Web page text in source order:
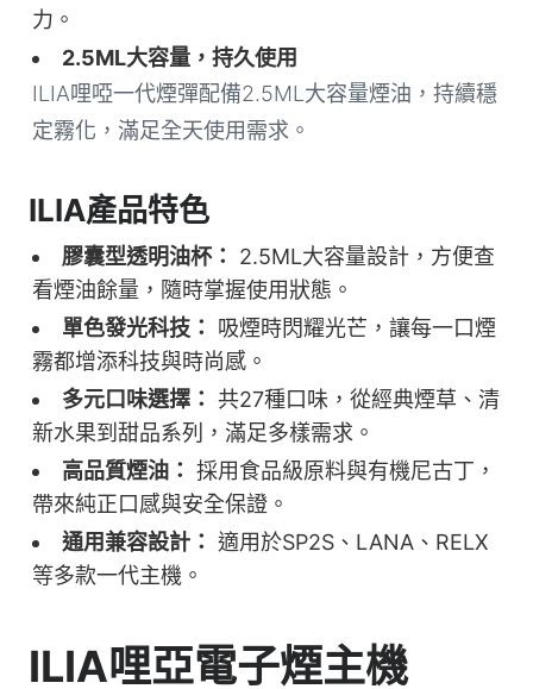
力。
2.5ML大容量，持久使用
ILIA哩啞一代煙彈配備2.5ML大容量煙油，持續穩
定霧化，滿足全天使用需求。
ILIA產品特色
膠囊型透明油杯：
2.5ML大容量設計，方便查
看煙油餘量，隨時掌握使用狀態。
單色發光科技：
吸煙時閃耀光芒，讓每一口煙
霧都增添科技與時尚感。
多元口味選擇： 共27種口味，從經典煙草、清
新水果到甜品系列，滿足多樣需求。
高品質煙油： 採用食品級原料與有機尼古丁，
帶來純正口感與安全保證。
通用兼容設計： 適用於SP2S、LANA、RELX
等多款一代主機。
ILIA哩亞電子煙主機